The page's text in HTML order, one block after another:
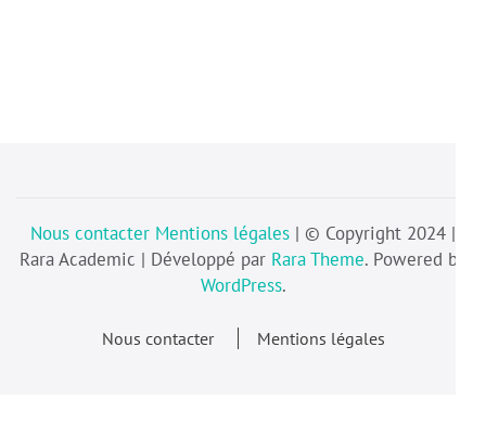
Nous contacter Mentions légales | © Copyright 2024 |
Rara Academic | Développé par Rara Theme. Powered by
WordPress.
Nous contacter Mentions légales